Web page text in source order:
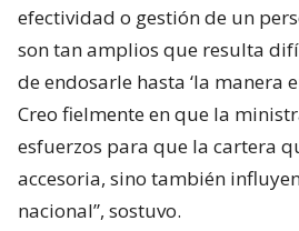
efectividad o gestión de un
son tan amplios que resulta
de endosarle hasta ‘la manera
Creo fielmente en que la
esfuerzos para que la cartera
accesoria, sino también
nacional”, sostuvo.